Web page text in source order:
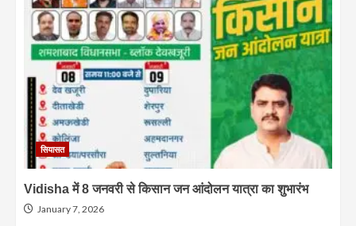
सियासत
Vidisha में 8 जनवरी से किसान जन आंदोलन यात्रा का शुभारंभ
January 7, 2026